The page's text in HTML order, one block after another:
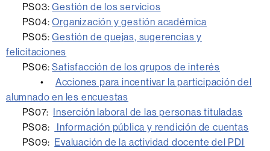
PS03:Gestión de los servicios
PS04:Organización y gestión académica
PS05:Gestión de quejas, sugerencias y
felicitaciones
PS06:Satisfacción de los grupos de interés
• Acciones para incentivar la participación del
alumnado en les encuestas
PS07: Inserción laboral de las personas tituladas
PS08:
Información pública y rendición de cuentas
PS09: Evaluación de la actividad docente del PDI